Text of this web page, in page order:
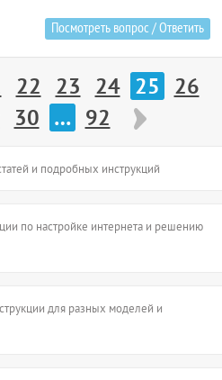
Посмотреть вопрос / Ответить
22 23 24 25
26
30 … 92
и подробных инструкций
по настройке интернета и решению
для разных моделей и